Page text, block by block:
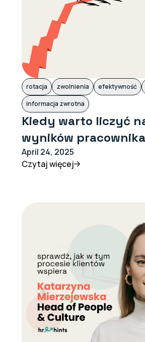
rotacja zwolnienia efektywność
informacja zwrotna
Kiedy warto liczyć
wyników
czas na rozstanie?
April 24, 2025
Czytaj więcej